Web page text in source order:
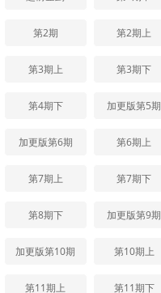
第2期 第2期上
第3期上 第3期下
第4期下 加更版第5期
加更版第6期 第6期上
第7期上 第7期下
第8期下 加更版第9期
加更版第10期 第10期上
第11期上 第11期下